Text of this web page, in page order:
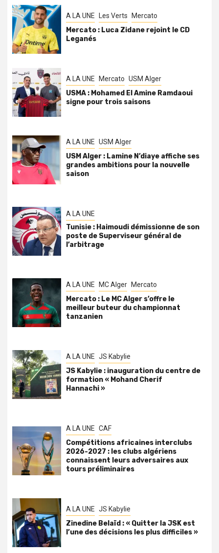
A LA UNE Les Verts Mercato
Mercato : Luca Zidane rejoint le CD
Leganés
A LA UNE Mercato USM Alger
USMA : Mohamed El Amine Ramdaoui
signe pour trois saisons
A LA UNE USM Alger
USM Alger : Lamine N’diaye affiche ses
grandes ambitions pour la nouvelle
saison
A LA UNE
Tunisie : Haimoudi démissionne de son
poste de Superviseur général de
l’arbitrage
A LA UNE MC Alger Mercato
Mercato : Le MC Alger s’offre le
meilleur buteur du championnat
tanzanien
A LA UNE JS Kabylie
JS Kabylie : inauguration du centre de
formation « Mohand Cherif
Hannachi »
A LA UNE CAF
Compétitions africaines interclubs
2026-2027 : les clubs algériens
connaissent leurs adversaires aux
tours préliminaires
A LA UNE JS Kabylie
Zinedine Belaïd : « Quitter la JSK est
l’une des décisions les plus difficiles »